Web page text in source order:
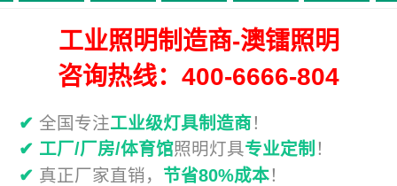
工业照明制造商-澳镭照明
咨询热线：400-6666-804
✔ 全国专注工业级灯具制造商！
✔ 工厂/厂房/体育馆照明灯具专业定制 ！
✔ 真正厂家直销， 节省80%成本！